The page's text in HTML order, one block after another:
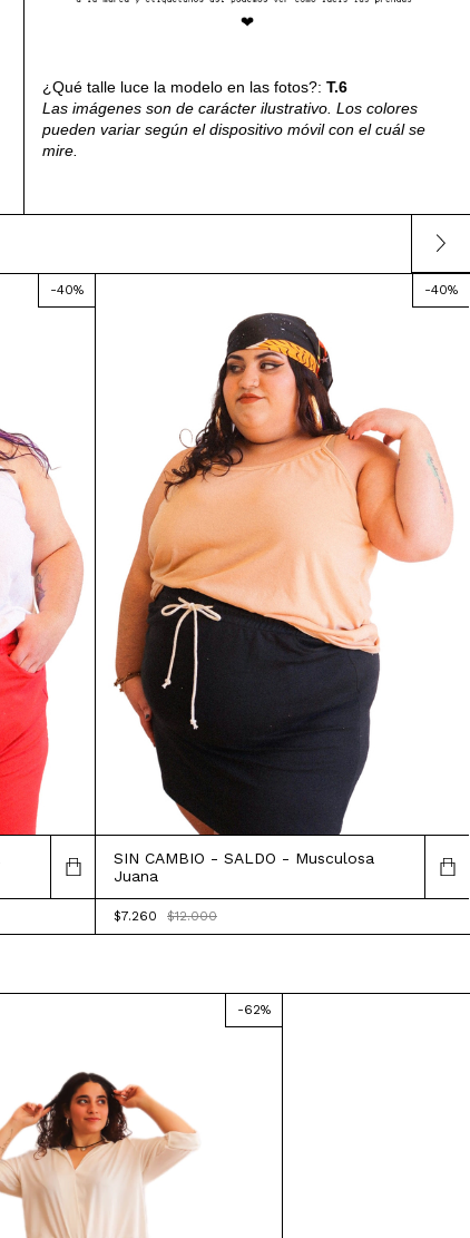
¿Qué talle luce la modelo en las fotos?: T.6
Las imágenes son de carácter ilustrativo. Los colores
pueden variar según el dispositivo móvil con el cuál se
mire.
-40% -40%
SIN CAMBIO - SALDO - Musculosa
Juana
$7.260 $12.000
-62%